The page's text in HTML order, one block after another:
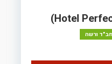
חב"ד ורשה